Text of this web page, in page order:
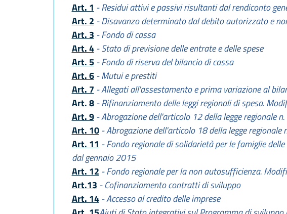
Art. 1 - Residui attivi e passivi risultanti dal rendiconto
Art. 2 - Disavanzo determinato dal debito autorizzato e
Art. 3 - Fondo di cassa
Art. 4- Stato di previsione delle entrate e delle spese
Art. 5- Fondo di riserva del bilancio di cassa
Art. 6- Mutui e prestiti
Art. 7 - Allegati all'assestamento e prima variazione al
Art. 8- Rifinanziamento delle leggi regionali di spesa.
Art. 9- Abrogazione dell'articolo 12 della legge regionale
Art. 10- Abrogazione dell'articolo 18 della legge regionale
Art. 11 - Fondo regionale di solidarietà per le famiglie
dal gennaio 2015
Art. 12 - Fondo regionale per la non autosufficienza.
Art.13 - Cofinanziamento contratti di sviluppo
Art. 14- Accesso al credito delle imprese